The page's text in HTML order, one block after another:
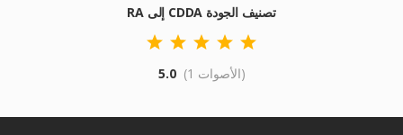
RA إلى CDDA تصنيف الجودة
5.0 (1 الأصوات)